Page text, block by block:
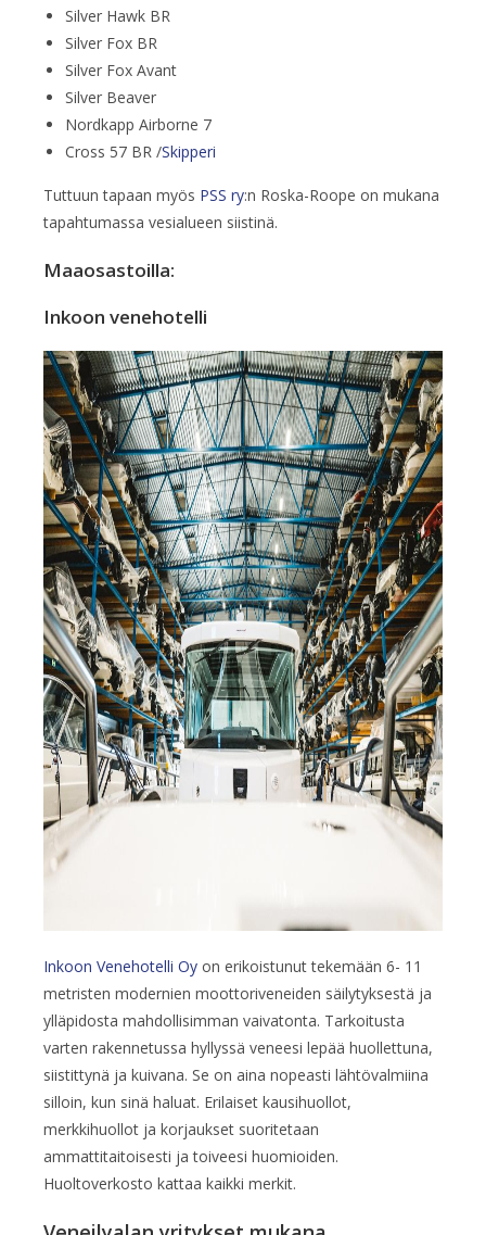
Silver Hawk BR
Silver Fox BR
Silver Fox Avant
Silver Beaver
Nordkapp Airborne 7
Cross 57 BR /Skipperi
Tuttuun tapaan myös PSS ry:n Roska-Roope on mukana
tapahtumassa vesialueen siistinä.
Maaosastoilla:
Inkoon venehotelli
Inkoon Venehotelli Oy on erikoistunut tekemään 6- 11
metristen modernien moottoriveneiden säilytyksestä ja
ylläpidosta mahdollisimman vaivatonta. Tarkoitusta
varten rakennetussa hyllyssä veneesi lepää huollettuna,
siistittynä ja kuivana. Se on aina nopeasti lähtövalmiina
silloin, kun sinä haluat. Erilaiset kausihuollot,
merkkihuollot ja korjaukset suoritetaan
ammattitaitoisesti ja toiveesi huomioiden.
Huoltoverkosto kattaa kaikki merkit.